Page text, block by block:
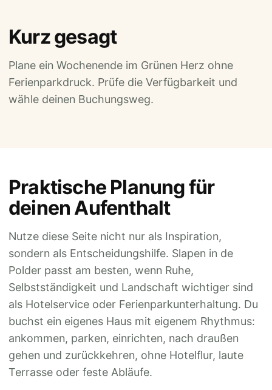
Kurz gesagt
Plane ein Wochenende im Grünen Herz ohne
Ferienparkdruck. Prüfe die Verfügbarkeit und
wähle deinen Buchungsweg.
Praktische Planung für
deinen Aufenthalt
Nutze diese Seite nicht nur als Inspiration,
sondern als Entscheidungshilfe. Slapen in de
Polder passt am besten, wenn Ruhe,
Selbstständigkeit und Landschaft wichtiger sind
als Hotelservice oder Ferienparkunterhaltung. Du
buchst ein eigenes Haus mit eigenem Rhythmus:
ankommen, parken, einrichten, nach draußen
gehen und zurückkehren, ohne Hotelflur, laute
Terrasse oder feste Abläufe.